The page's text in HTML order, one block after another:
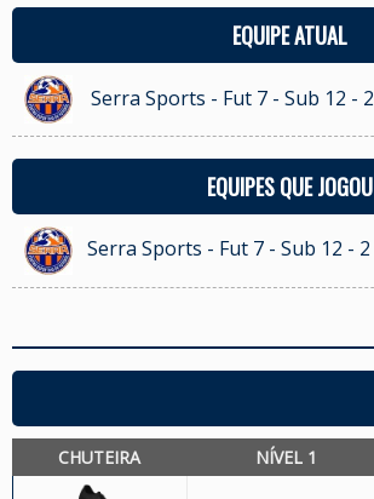
EQUIPE ATUAL
Serra Sports - Fut 7 - Sub 12 - 2
EQUIPES QUE JOGOU
Serra Sports - Fut 7 - Sub 12 - 2
CHUTEIRA NÍVEL 1